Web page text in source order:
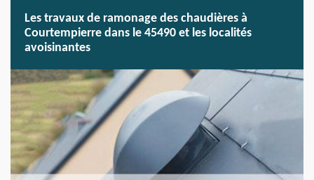
Les travaux de ramonage des chaudières à
Courtempierre dans le 45490 et les localités
avoisinantes